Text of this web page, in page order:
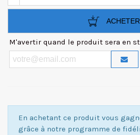
ACHETER
M'avertir quand le produit sera en
En achetant ce produit vous
grâce à notre programme de